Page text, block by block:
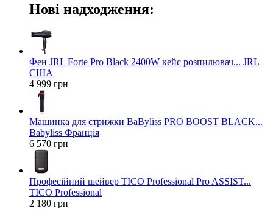
Нові надходження:
Фен JRL Forte Pro Black 2400W кейс розпилювач... JRL
США
4 999 грн
Машинка для стрижки BaByliss PRO BOOST BLACK...
Babyliss Франція
6 570 грн
Професійний шейвер TICO Professional Pro ASSIST...
TICO Professional
2 180 грн